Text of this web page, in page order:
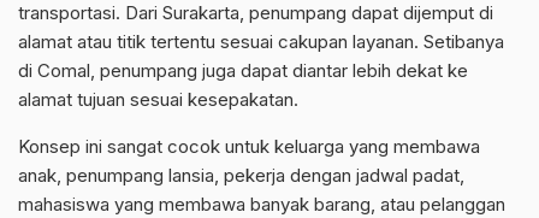
transportasi. Dari Surakarta, penumpang dapat dijemput di
alamat atau titik tertentu sesuai cakupan layanan. Setibanya
di Comal, penumpang juga dapat diantar lebih dekat ke
alamat tujuan sesuai kesepakatan.
Konsep ini sangat cocok untuk keluarga yang membawa
anak, penumpang lansia, pekerja dengan jadwal padat,
mahasiswa yang membawa banyak barang, atau pelanggan